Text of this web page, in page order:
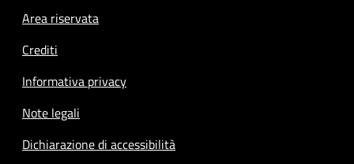
Footer menu
Area riservata
Crediti
Informativa privacy
Note legali
Dichiarazione di accessibilità